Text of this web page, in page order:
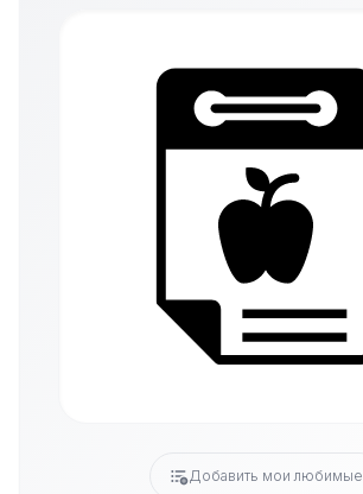
Добавить мои любимые